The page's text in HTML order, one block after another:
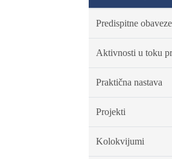
Predispitne obaveze
Aktivnosti u toku
Praktična nastava
Projekti
Kolokvijumi